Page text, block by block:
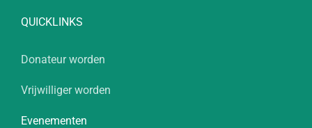
QUICKLINKS
Donateur worden
Vrijwilliger worden
Evenementen